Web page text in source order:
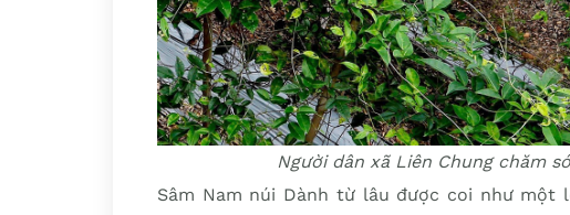
Người dân xã Liên Chung chăm
Sâm Nam núi Dành từ lâu được coi như một